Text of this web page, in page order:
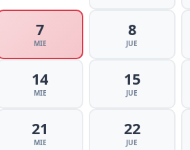
7
MIE
8
JUE
14
MIE
15
JUE
21
MIE
22
JUE